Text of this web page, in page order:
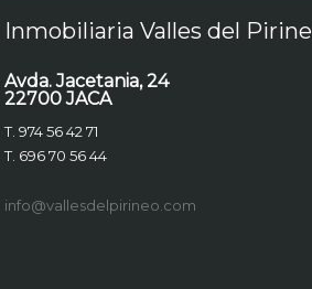
Inmobiliaria Valles del
Avda. Jacetania, 24
22700 JACA
T. 974 56 42 71
T. 696 70 56 44
info@vallesdelpirineo.com